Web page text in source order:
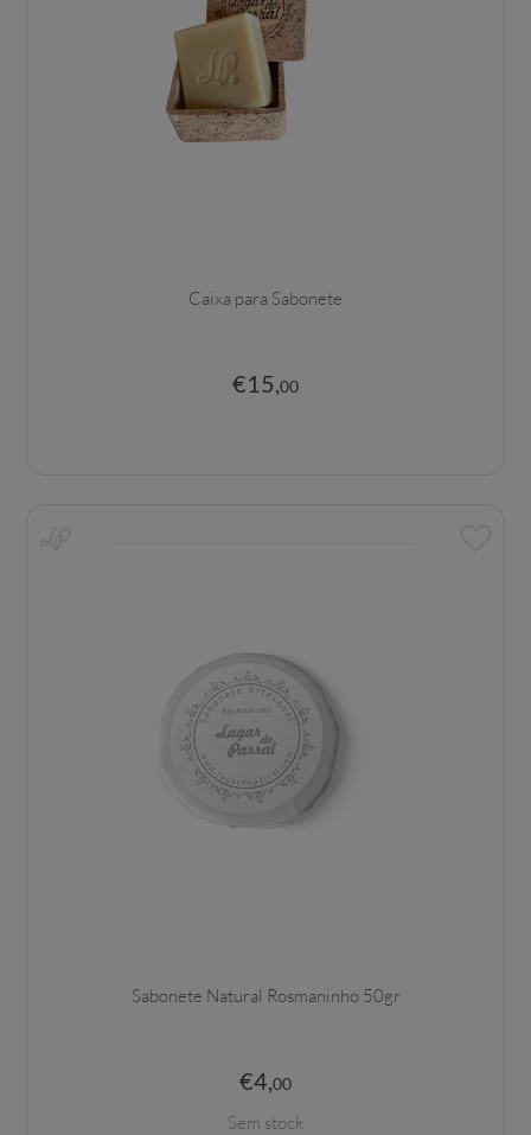
Caixa para Sabonete
€15,00
Sabonete Natural Rosmaninho 50gr
€4 00
Sem stock